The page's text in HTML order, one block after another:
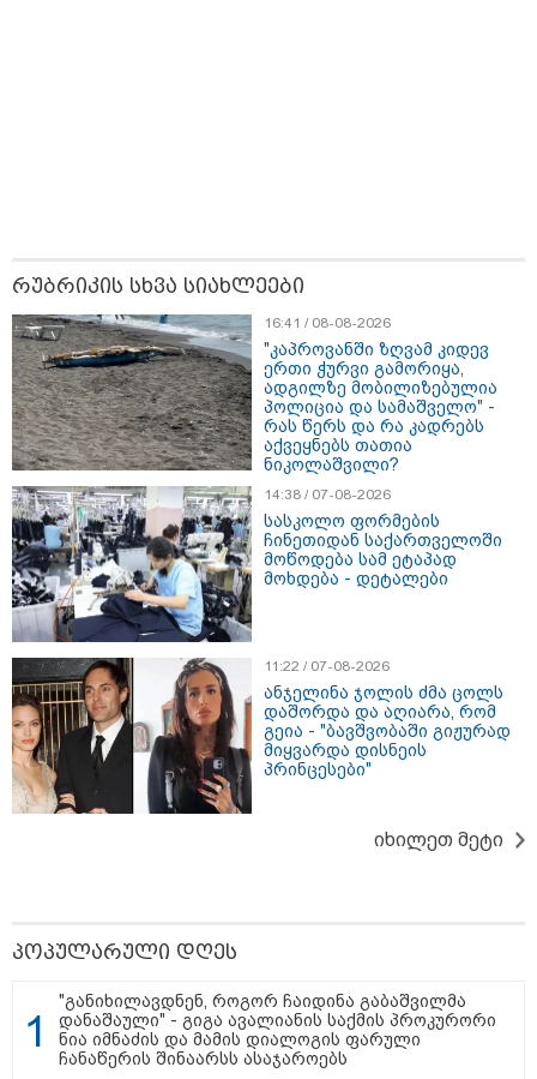
11:36 / 08-08-2026
წელიწადნახევარში საქართველოში 164
ადამიანი დაიკარგა - 57 პირს ამ დრომდე
ეძებენ
17:01 / 08-08-2026
"პროკურატურის მიერ გია
ბარამიძის მიმართ დაწყებულ
საქმეს მინდა გამოვეხმაურო" -
იაგო ხვიჩია განცხადებას
ავრცელებს
"კაპროვანში ზღვამ კიდევ ერთი
ჭურვი გამორიყა, ადგილზე
მობილიზებულია პოლიცია და
სამაშველო" - რას წერს და რა
კადრებს აქვეყნებს თათია
ნიკოლაშვილი?
გამოსული ინფორმაციაა ეს...
მიესჯება " - ეკა კუპატაძე
15:03 / 08-08-2026
ბრუკლინელმა ქალმა ძვირფასი
ბეჭდები, ოჯახის რელიკვია,
რუბრიკის სხვა სიახლეები
16:41 / 08-08-2026
"კაპროვანში ზღვამ კიდევ
ერთი ჭურვი გამორიყა,
ადგილზე მობილიზებულია
პოლიცია და სამაშველო" -
რას წერს და რა კადრებს
აქვეყნებს თათია
ნიკოლაშვილი?
14:38 / 07-08-2026
სასკოლო ფორმების
ჩინეთიდან საქართველოში
მოწოდება სამ ეტაპად
მოხდება - დეტალები
11:22 / 07-08-2026
ანჯელინა ჯოლის ძმა ცოლს
დაშორდა და აღიარა, რომ
გეია - "ბავშვობაში გიჟურად
მიყვარდა დისნეის
პრინცესები"
იხილეთ მეტი
პოპულარული დღეს
"განიხილავდნენ, როგორ ჩაიდინა გაბაშვილმა
დანაშაული" - გიგა ავალიანის საქმის პროკურორი
ნია იმნაძის და მამის დიალოგის ფარული
ჩანაწერის შინაარსს ასაჯაროებს